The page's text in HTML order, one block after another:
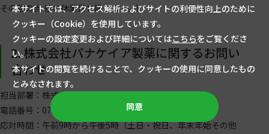
その他の当 社の休業日を除きます。）
2. 株式会社パナケイア製薬に関するお問い
合わせ
担当部署：株式会社パナケイア製薬 業務管理部
電話番号：0766-36-1177
応対時間：午前9時から午後5時（土日・祝日、年末年始その他
本サイトでは、アクセス解析およびサイトの利便性向上のために
クッキー（Cookie）を使用しています。
クッキーの設定変更および詳細についてはこちらをご覧くださ
い。
本サイトの閲覧を続けることで、クッキーの使用に同意したもの
とみなされます。
同意